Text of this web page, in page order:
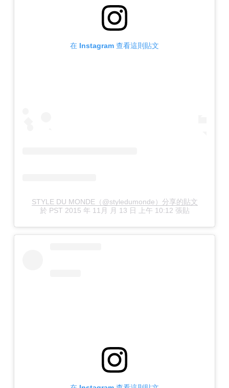
在 Instagram 查看這則貼文
STYLE DU MONDE（@styledumonde）分享的貼文
於 PST 2015 年 11月 月 13 日 上午 10:12 張貼